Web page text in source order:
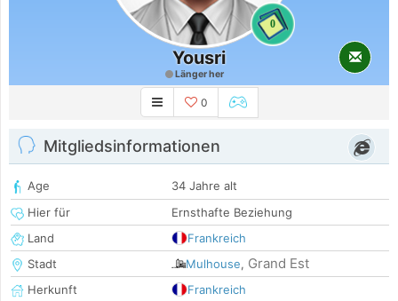
0
Yousri
Länger her
0
Mitgliedsinformationen
Age
34 Jahre alt
Hier für
Ernsthafte Beziehung
Land
Frankreich
Stadt
Mulhouse, Grand Est
Herkunft
Frankreich